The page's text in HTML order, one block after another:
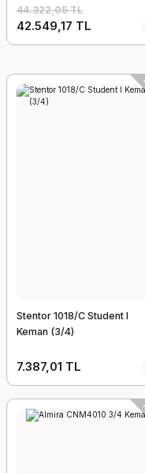
44.322,05 TL
42.549,17 TL
Stentor 1018/C Student I
Keman (3/4)
7.387,01 TL